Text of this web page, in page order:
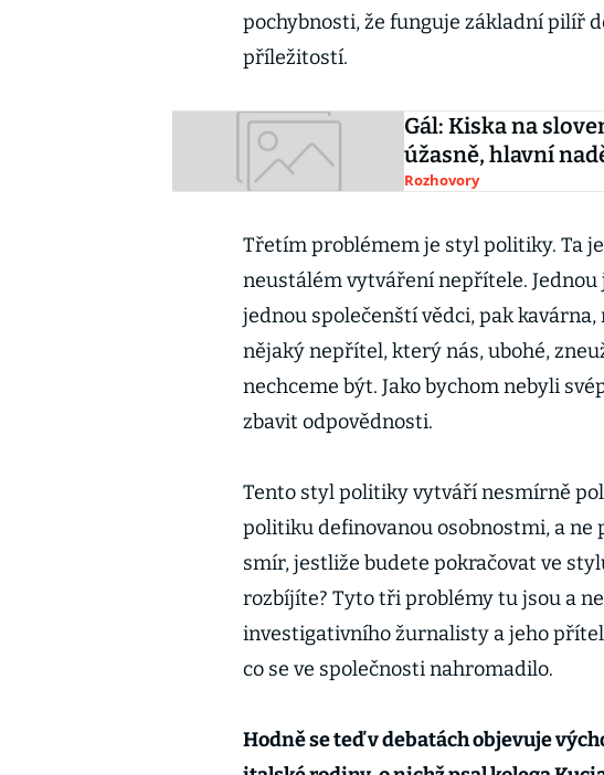
pochybnosti, že funguje základní pilíř
příležitostí.
Gál: Kiska na
úžasně, hlavní
Rozhovory
Třetím problémem je styl politiky. Ta
neustálém vytváření nepřítele. Jednou
jednou společenští vědci, pak
nějaký nepřítel, který nás, ubohé,
nechceme být. Jako bychom nebyli
zbavit odpovědnosti.
Tento styl politiky vytváří nesmírně
politiku definovanou osobnostmi, a ne
smír, jestliže budete pokračovat ve
rozbíjíte? Tyto tři problémy tu jsou a
investigativního žurnalisty a jeho
co se ve společnosti nahromadilo.
Hodně se teď v debatách objevuje